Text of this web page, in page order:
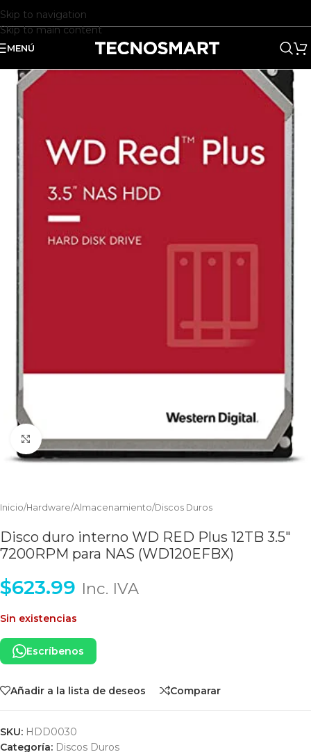
Skip to navigation
Skip to main content
MENÚ
Clic para ampliar
Inicio/Hardware/Almacenamiento/Discos Duros
Disco duro interno WD RED Plus 12TB 3.5″
7200RPM para NAS (WD120EFBX)
$623.99 Inc. IVA
Sin existencias
Escríbenos
Añadir a la lista de deseos Comparar
SKU: HDD0030
Categoría: Discos Duros